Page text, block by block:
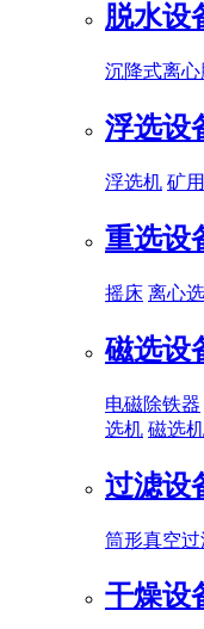
脱水设
沉降式离
浮选设
浮选机 矿
重选设
摇床 离心
磁选设
电磁除铁器
选机 磁选机
过滤设
筒形真空
干燥设